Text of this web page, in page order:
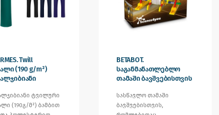
Twill
(190 g/m²)
ტვილური
(190გ/მ²) ბამბით
BETABOT.
საგანმანათლებლო
თამაში ბავშვებისთვის
სასწავლო თამაში
ბავშვებისთვის,